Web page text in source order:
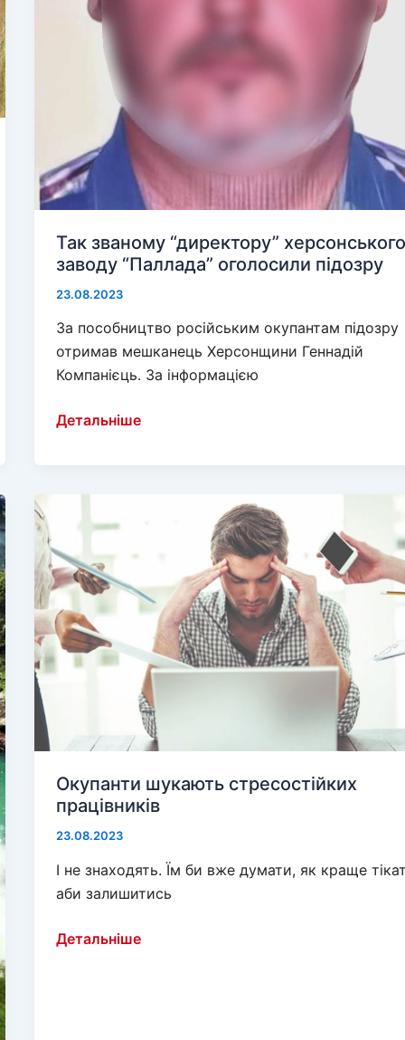
Так званому “директору”
заводу “Паллада” оголосили підозру
23.08.2023
За пособництво російським окупантам підозру
отримав мешканець Херсонщини Геннадій
Компанієць. За інформацією
Так
херсонського
оголосили
підозру
Детальніше
Окупанти шукають стресостійких
працівників
23.08.2023
І не знаходять. Їм би вже думати, як краще
аби залишитись
Окупанти
Детальніше